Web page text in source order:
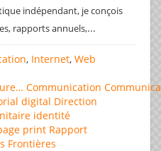
indépendant, je conçois
rapports annuels,...
, Internet, Web
Communication
digital Direction
identité
print Rapport
Frontières